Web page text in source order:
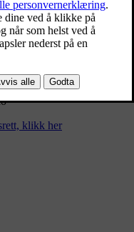
klikk her